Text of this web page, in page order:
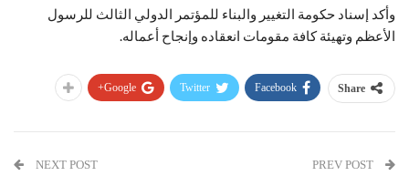
وأكد إسناد حكومة التغيير والبناء للمؤتمر الدولي الثالث للرسول
الأعظم وتهيئة كافة مقومات انعقاده وإنجاح أعماله.
Share
Facebook
Twitter
Google+
NEXT POST